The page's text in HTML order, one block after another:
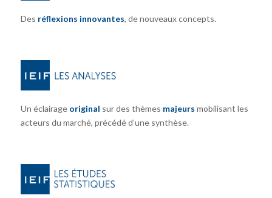
Des réflexions innovantes, de nouveaux concepts.
Un éclairage original sur des thèmes majeurs mobilisant les
acteurs du marché, précédé d’une synthèse.